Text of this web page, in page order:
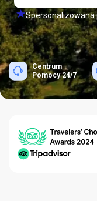
Spersonalizowana
Centrum
Pomocy 24/7